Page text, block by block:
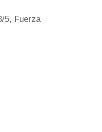
5, Fuerza